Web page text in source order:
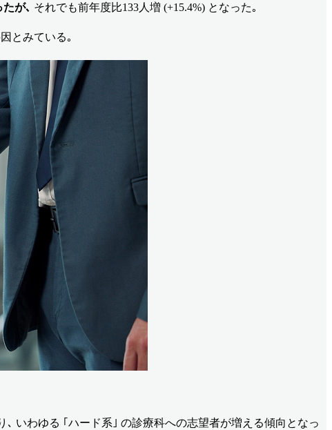
が､ それでも前年度比133人増 (+15.4%) となった｡
とみている｡
､ いわゆる ｢ハード系｣ の診療科への志望者が増える傾向となっ